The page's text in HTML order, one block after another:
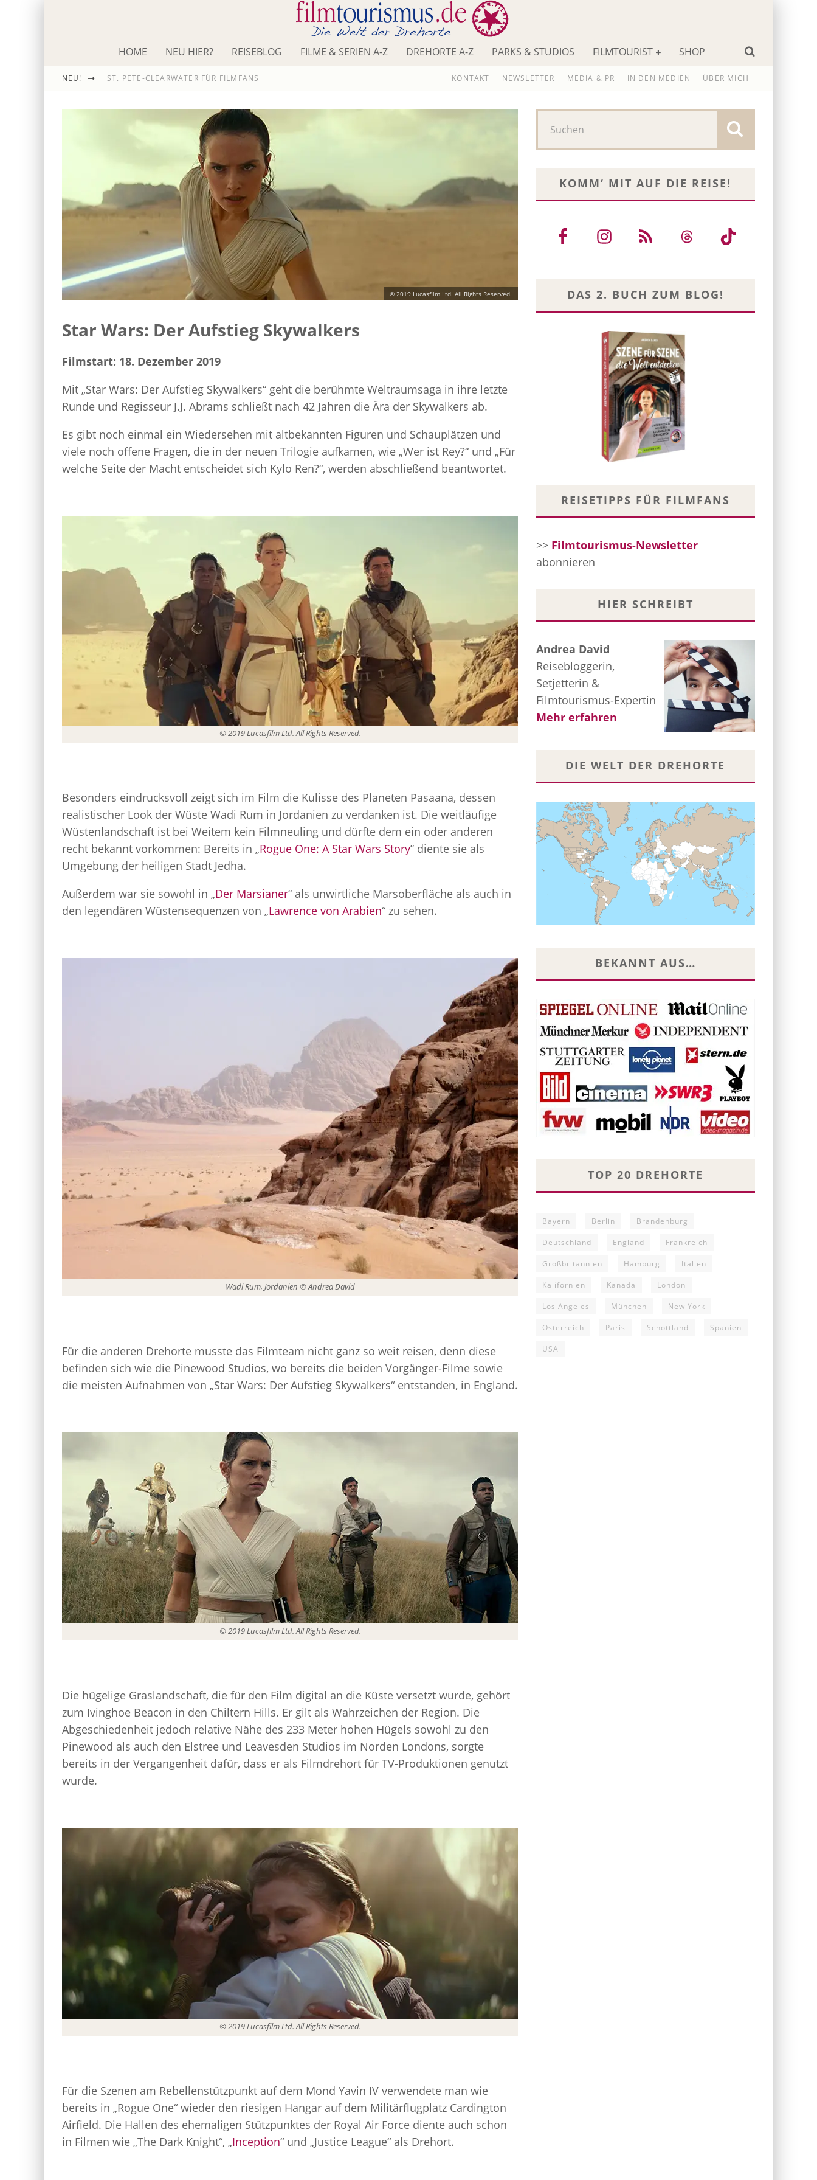
HOME NEU HIER? REISEBLOG FILME & SERIEN A-Z DREHORTE A-Z PARKS & STUDIOS FILMTOURIST SHOP
NEU! ST. PETE-CLEARWATER FÜR FILMFANS
DIE ODYSSEE
KONTAKT NEWSLETTER MEDIA & PR IN DEN MEDIEN ÜBER MICH
© 2019 Lucasfilm Ltd. All Rights Reserved.
Star Wars: Der Aufstieg Skywalkers
Filmstart: 18. Dezember 2019
Mit „Star Wars: Der Aufstieg Skywalkers“ geht die berühmte Weltraumsaga in ihre letzte
Runde und Regisseur J.J. Abrams schließt nach 42 Jahren die Ära der Skywalkers ab.
Es gibt noch einmal ein Wiedersehen mit altbekannten Figuren und Schauplätzen und
viele noch offene Fragen, die in der neuen Trilogie aufkamen, wie „Wer ist Rey?“ und „Für
welche Seite der Macht entscheidet sich Kylo Ren?“, werden abschließend beantwortet.
© 2019 Lucasfilm Ltd. All Rights Reserved.
Besonders eindrucksvoll zeigt sich im Film die Kulisse des Planeten Pasaana, dessen
realistischer Look der Wüste Wadi Rum in Jordanien zu verdanken ist. Die weitläufige
Wüstenlandschaft ist bei Weitem kein Filmneuling und dürfte dem ein oder anderen
recht bekannt vorkommen: Bereits in „Rogue One: A Star Wars Story” diente sie als
Umgebung der heiligen Stadt Jedha.
Außerdem war sie sowohl in „Der Marsianer“ als unwirtliche Marsoberfläche als auch in
den legendären Wüstensequenzen von „Lawrence von Arabien“ zu sehen.
Wadi Rum, Jordanien © Andrea David
Für die anderen Drehorte musste das Filmteam nicht ganz so weit reisen, denn diese
befinden sich wie die Pinewood Studios, wo bereits die beiden Vorgänger-Filme sowie
die meisten Aufnahmen von „Star Wars: Der Aufstieg Skywalkers“ entstanden, in England.
© 2019 Lucasfilm Ltd. All Rights Reserved.
Die hügelige Graslandschaft, die für den Film digital an die Küste versetzt wurde, gehört
zum Ivinghoe Beacon in den Chiltern Hills. Er gilt als Wahrzeichen der Region. Die
Abgeschiedenheit jedoch relative Nähe des 233 Meter hohen Hügels sowohl zu den
Pinewood als auch den Elstree und Leavesden Studios im Norden Londons, sorgte
bereits in der Vergangenheit dafür, dass er als Filmdrehort für TV-Produktionen genutzt
wurde.
© 2019 Lucasfilm Ltd. All Rights Reserved.
Für die Szenen am Rebellenstützpunkt auf dem Mond Yavin IV verwendete man wie
bereits in „Rogue One“ wieder den riesigen Hangar auf dem Militärflugplatz Cardington
Airfield. Die Hallen des ehemaligen Stützpunktes der Royal Air Force diente auch schon
in Filmen wie „The Dark Knight“, „Inception“ und „Justice League“ als Drehort.
KOMM‘ MIT AUF DIE REISE!
DAS 2. BUCH ZUM BLOG!
REISETIPPS FÜR FILMFANS
>> Filmtourismus-Newsletter
abonnieren
HIER SCHREIBT
Andrea David
Reisebloggerin,
Setjetterin &
Filmtourismus-Expertin
Mehr erfahren
DIE WELT DER DREHORTE
BEKANNT AUS…
TOP 20 DREHORTE
Bayern Berlin Brandenburg
Deutschland England Frankreich
Großbritannien Hamburg Italien
Kalifornien Kanada London
Los Angeles München New York
Österreich Paris Schottland Spanien
USA